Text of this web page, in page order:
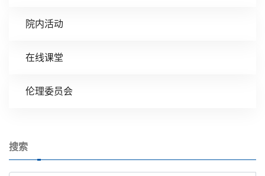
院内活动
在线课堂
伦理委员会
搜索